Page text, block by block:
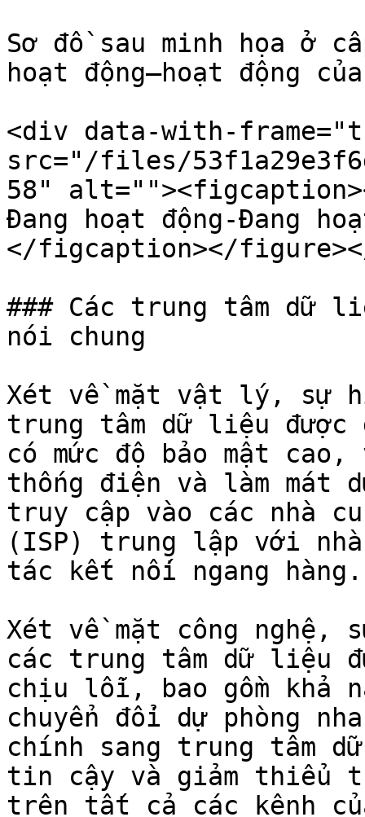
Sơ đồ sau minh họa ở
hoạt động–hoạt động
<div data-with-
src="/files/
58"
Đang hoạt động-Đang
</figcaption></
### Các trung tâm dữ
nói chung
Xét về mặt vật lý, sự
trung tâm dữ liệu
có mức độ bảo mật
thống điện và làm mát
truy cập vào các nhà
(ISP) trung lập với nhà
tác kết nối ngang hàng.
Xét về mặt công nghệ,
các trung tâm dữ liệu
chịu lỗi, bao gồm khả
chuyển đổi dự phòng
chính sang trung tâm
tin cậy và giảm thiểu
trên tất cả các kênh